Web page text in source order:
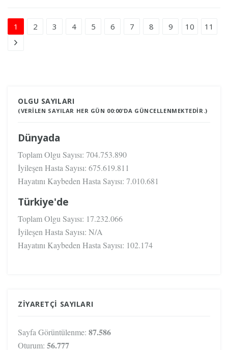
1 2 3 4 5 6 7 8 9 10 11
OLGU SAYILARI
(VERILEN SAYILAR HER GÜN 00:00'DA GÜNCELLENMEKTEDIR.)
Dünyada
Toplam Olgu Sayısı: 704.753.890
İyileşen Hasta Sayısı: 675.619.811
Hayatını Kaybeden Hasta Sayısı: 7.010.681
Türkiye'de
Toplam Olgu Sayısı: 17.232.066
İyileşen Hasta Sayısı: N/A
Hayatını Kaybeden Hasta Sayısı: 102.174
ZIYARETÇI SAYILARI
Sayfa Görüntülenme: 87.586
Oturum: 56.777